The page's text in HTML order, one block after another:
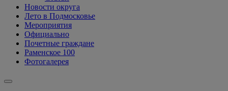
Новости округа
Лето в Подмосковье
Мероприятия
Официально
Почетные граждане
Раменское 100
Фотогалерея